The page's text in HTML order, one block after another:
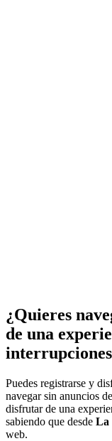
¿Quieres
de una
Puedes registrarse y
navegar sin anuncios
disfrutar de una
sabiendo que desde La
web.